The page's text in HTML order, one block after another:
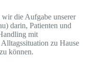
die Aufgabe unserer
darin, Patienten und
mit
zu Hause
können.